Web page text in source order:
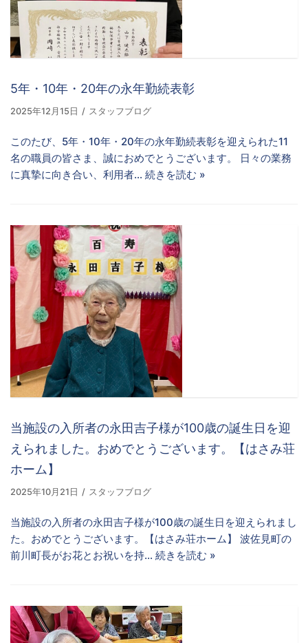
5年・10年・20年の永年勤続表彰
2025年12月15日 スタッフブログ
このたび、5年・10年・20年の永年勤続表彰を迎えられた11
名の職員の皆さま、誠におめでとうございます。 日々の業務
に真摯に向き合い、利用者… 続きを読む »
当施設の入所者の永田吉子様が100歳の誕生日を迎
えられました。おめでとうございます。【はさみ荘
ホーム】
2025年10月21日 スタッフブログ
当施設の入所者の永田吉子様が100歳の誕生日を迎えられまし
た。おめでとうございます。【はさみ荘ホーム】 波佐見町の
前川町長がお花とお祝いを持… 続きを読む »